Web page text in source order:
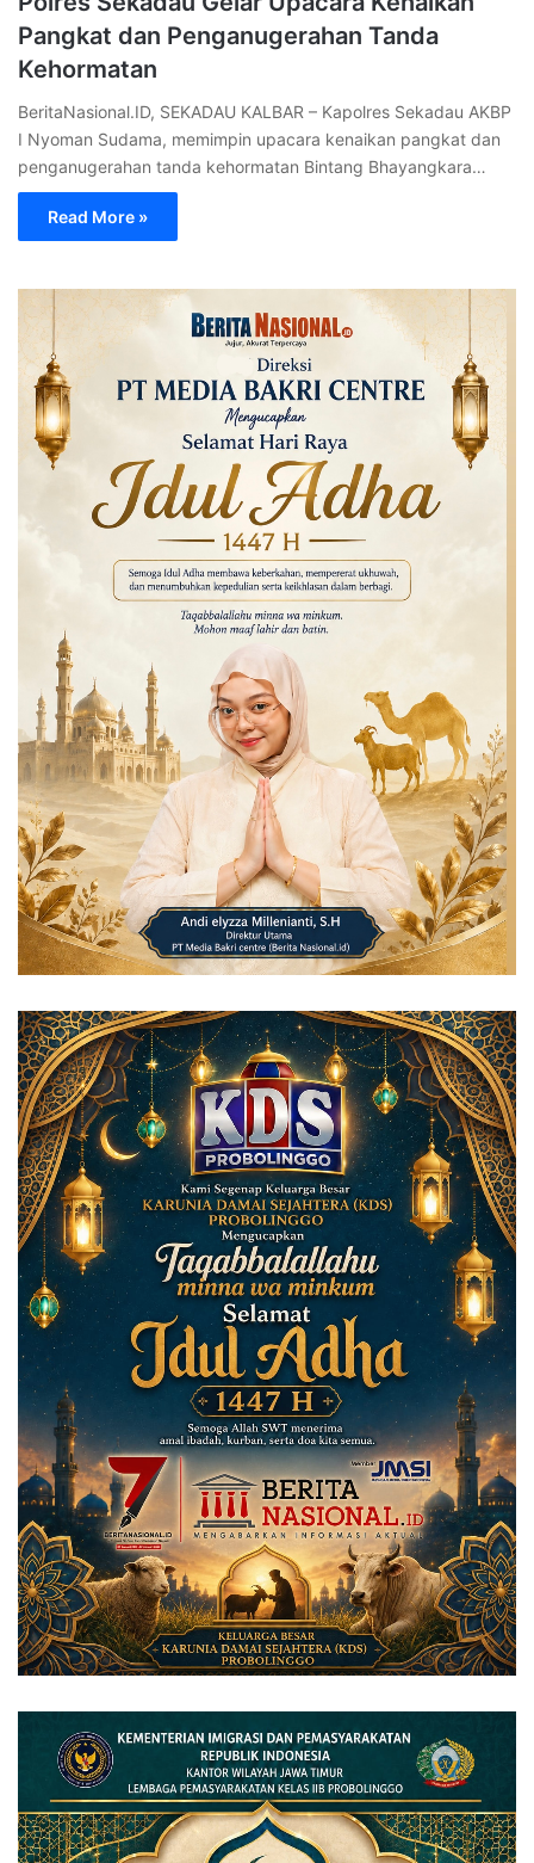
Pangkat dan Penganugerahan Tanda
Kehormatan
BeritaNasional.ID, SEKADAU KALBAR – Kapolres Sekadau AKBP
I Nyoman Sudama, memimpin upacara kenaikan pangkat dan
penganugerahan tanda kehormatan Bintang Bhayangkara…
Read More »